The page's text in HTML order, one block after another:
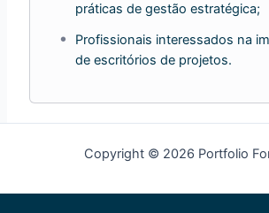
práticas de gestão estratégica;
Profissionais interessados na
de escritórios de projetos.
Copyright © 2026 Portfolio